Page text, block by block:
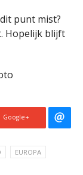
punt mist?
Hopelijk blijft
Google+
EUROPA